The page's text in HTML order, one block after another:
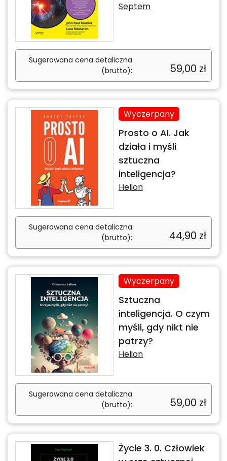
Septem
Sugerowana cena detaliczna
(brutto):
59,00 zł
Wyczerpany
Prosto o AI. Jak
działa i myśli
sztuczna
inteligencja?
Helion
Sugerowana cena detaliczna
(brutto):
44,90 zł
Wyczerpany
Sztuczna
inteligencja. O czym
myśli, gdy nikt nie
patrzy?
Helion
Sugerowana cena detaliczna
(brutto):
59,00 zł
Życie 3. 0. Człowiek